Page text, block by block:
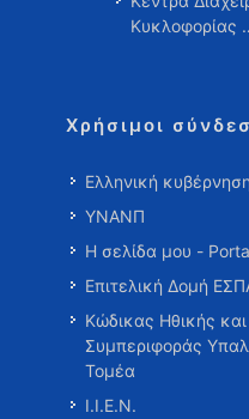
Κυκλοφορίας
Χρήσιμοι
Ελληνική κυβέρνηση
ΥΝΑΝΠ
Η σελίδα μου -
Επιτελική Δομή
Κώδικας Ηθικής
Συμπεριφοράς
Τομέα
Ι.Ι.Ε.Ν.